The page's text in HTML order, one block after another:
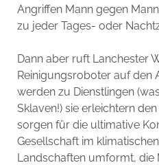
Angriffen Mann gegen
zu jeder Tages- oder
Dann aber ruft Lanchester
Reinigungsroboter auf den
werden zu Dienstlingen
Sklaven!) sie erleichtern
sorgen für die ultimative
Gesellschaft im
Landschaften umformt, die